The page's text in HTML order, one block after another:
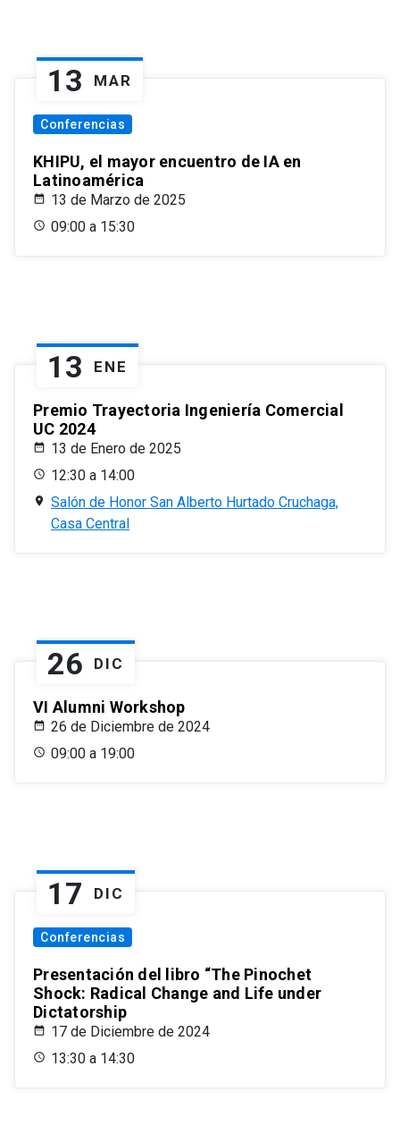
13 MAR
Conferencias
KHIPU, el mayor encuentro de IA en
Latinoamérica
13 de Marzo de 2025
09:00 a 15:30
13 ENE
Premio Trayectoria Ingeniería Comercial
UC 2024
13 de Enero de 2025
12:30 a 14:00
Salón de Honor San Alberto Hurtado Cruchaga,
Casa Central
26 DIC
VI Alumni Workshop
26 de Diciembre de 2024
09:00 a 19:00
17 DIC
Conferencias
Presentación del libro “The Pinochet
Shock: Radical Change and Life under
Dictatorship
17 de Diciembre de 2024
13:30 a 14:30